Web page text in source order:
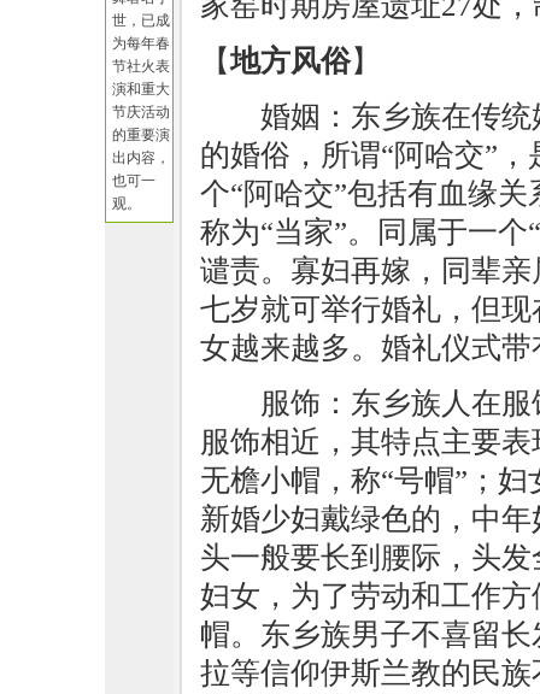
世，已成
为每年春
节社火表
演和重大
节庆活动
的重要演
出内容，
也可一
观。
【地方风俗】
婚姻：东乡族在传
的婚俗，所谓“阿哈交”
个“阿哈交”包括有血缘
称为“当家”。同属于一
谴责。寡妇再嫁，同辈
七岁就可举行婚礼，但
女越来越多。婚礼仪式
服饰：东乡族人在
服饰相近，其特点主要
无檐小帽，称“号帽”；
新婚少妇戴绿色的，中
头一般要长到腰际，头
妇女，为了劳动和工作
帽。东乡族男子不喜留
拉等信仰伊斯兰教的民